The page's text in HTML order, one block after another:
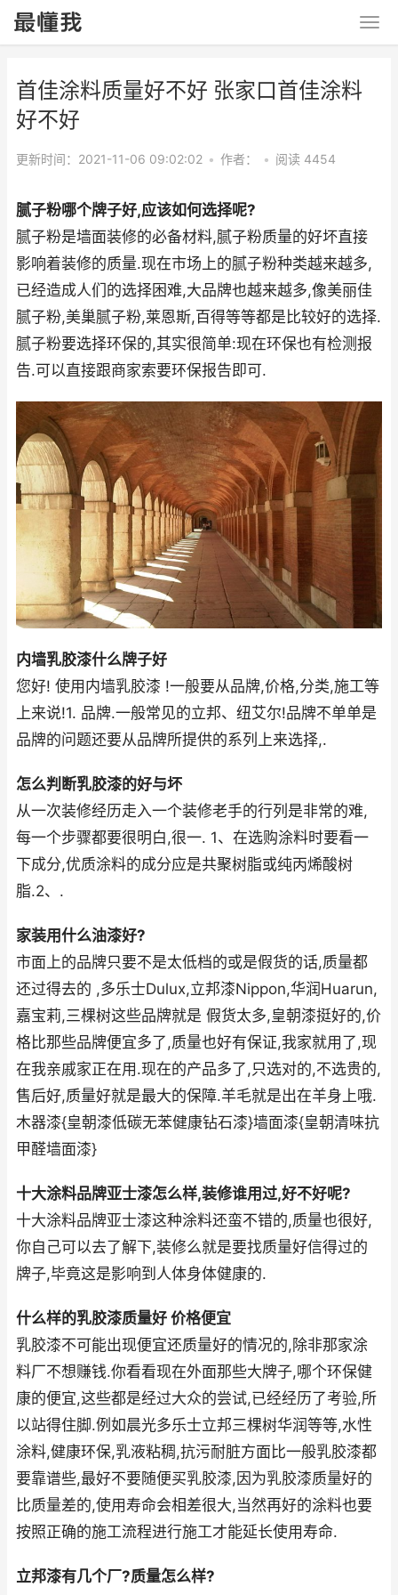
首佳涂料质量好不好 张家口首佳涂料
好不好
更新时间：2021-11-06 09:02:02 • 作者： • 阅读 4454
腻子粉哪个牌子好,应该如何选择呢?
腻子粉是墙面装修的必备材料,腻子粉质量的好坏直接
影响着装修的质量.现在市场上的腻子粉种类越来越多,
已经造成人们的选择困难,大品牌也越来越多,像美丽佳
腻子粉,美巢腻子粉,莱恩斯,百得等等都是比较好的选择.
腻子粉要选择环保的,其实很简单:现在环保也有检测报
告.可以直接跟商家索要环保报告即可.
内墙乳胶漆什么牌子好
您好! 使用内墙乳胶漆 !一般要从品牌,价格,分类,施工等
上来说!1. 品牌.一般常见的立邦、纽艾尔!品牌不单单是
品牌的问题还要从品牌所提供的系列上来选择,.
怎么判断乳胶漆的好与坏
从一次装修经历走入一个装修老手的行列是非常的难,
每一个步骤都要很明白,很一. 1、在选购涂料时要看一
下成分,优质涂料的成分应是共聚树脂或纯丙烯酸树
脂.2、.
家装用什么油漆好?
市面上的品牌只要不是太低档的或是假货的话,质量都
还过得去的 ,多乐士Dulux,立邦漆Nippon,华润Huarun,
嘉宝莉,三棵树这些品牌就是 假货太多,皇朝漆挺好的,价
格比那些品牌便宜多了,质量也好有保证,我家就用了,现
在我亲戚家正在用.现在的产品多了,只选对的,不选贵的,
售后好,质量好就是最大的保障.羊毛就是出在羊身上哦.
木器漆{皇朝漆低碳无苯健康钻石漆}墙面漆{皇朝清味抗
甲醛墙面漆}
十大涂料品牌亚士漆怎么样,装修谁用过,好不好呢?
十大涂料品牌亚士漆这种涂料还蛮不错的,质量也很好,
你自己可以去了解下,装修么就是要找质量好信得过的
牌子,毕竟这是影响到人体身体健康的.
什么样的乳胶漆质量好 价格便宜
乳胶漆不可能出现便宜还质量好的情况的,除非那家涂
料厂不想赚钱.你看看现在外面那些大牌子,哪个环保健
康的便宜,这些都是经过大众的尝试,已经经历了考验,所
以站得住脚.例如晨光多乐士立邦三棵树华润等等,水性
涂料,健康环保,乳液粘稠,抗污耐脏方面比一般乳胶漆都
要靠谱些,最好不要随便买乳胶漆,因为乳胶漆质量好的
比质量差的,使用寿命会相差很大,当然再好的涂料也要
按照正确的施工流程进行施工才能延长使用寿命.
立邦漆有几个厂?质量怎么样?